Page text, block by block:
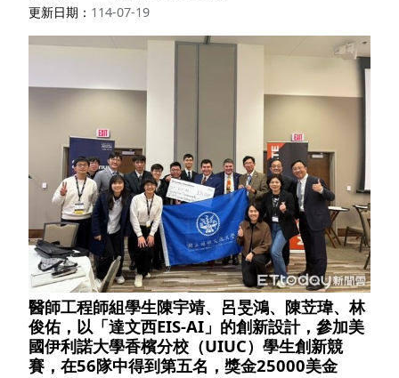
更新日期 114-07-19
醫師工程師組學生陳宇靖、呂旻鴻、陳苙瑋、林
俊佑，以「達文西EIS-AI」的創新設計，參加美
國伊利諾大學香檳分校（UIUC）學生創新競
賽，在56隊中得到第五名，獎金25000美金